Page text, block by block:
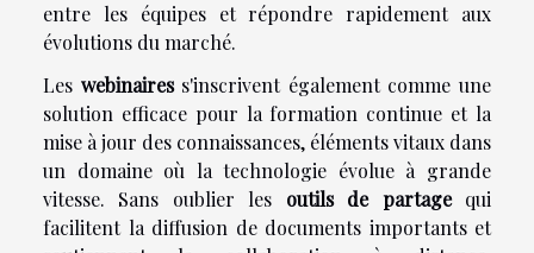
entre les équipes et répondre rapidement aux
évolutions du marché.
Les webinairess'inscrivent également comme une
solution efficace pour la formation continue et la
mise à jour des connaissances, éléments vitaux dans
un domaine où la technologie évolue à grande
vitesse. Sans oublier les outils de partagequi
facilitent la diffusion de documents importants et